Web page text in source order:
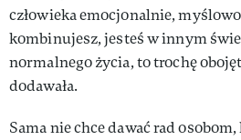
człowieka emocjonalnie,
kombinujesz, jesteś w innym
normalnego życia, to trochę
dodawała.
Sama nie chce dawać rad